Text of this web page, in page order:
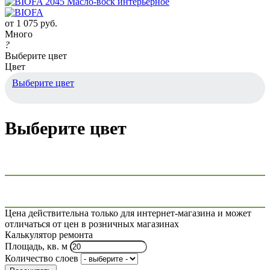
от 1 075 руб.
Много
?
Выберите цвет
Цвет
Выберите цвет
Выберите цвет
Цена действительна только для интернет-магазина и может
отличаться от цен в розничных магазинах
Калькулятор ремонта
Площадь, кв. м
Количество слоев